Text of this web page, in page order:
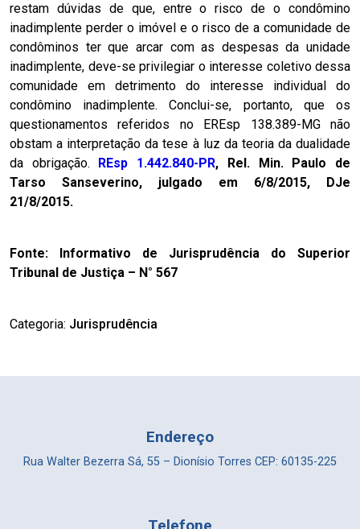
restam dúvidas de que, entre o risco de o condômino
inadimplente perder o imóvel e o risco de a comunidade de
condôminos ter que arcar com as despesas da unidade
inadimplente, deve-se privilegiar o interesse coletivo dessa
comunidade em detrimento do interesse individual do
condômino inadimplente. Conclui-se, portanto, que os
questionamentos referidos no EREsp 138.389-MG não
obstam a interpretação da tese à luz da teoria da dualidade
da obrigação.
REsp 1.442.840-PR, Rel. Min. Paulo de
Tarso Sanseverino, julgado em 6/8/2015, DJe
21/8/2015.
Fonte: Informativo de Jurisprudência do Superior
Tribunal de Justiça – N° 567
Categoria: Jurisprudência
Endereço
Rua Walter Bezerra Sá, 55 – Dionísio Torres CEP: 60135-225